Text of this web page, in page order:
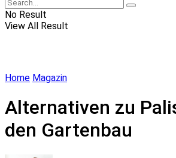
No Result
View All Result
Home Magazin
Alternativen zu
den Gartenbau